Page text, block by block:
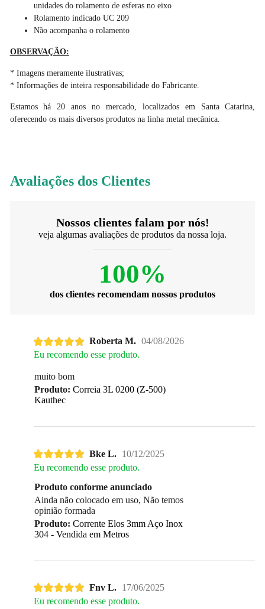
unidades do rolamento de esferas no eixo
Rolamento indicado UC 209
Não acompanha o rolamento
OBSERVAÇÃO:
* Imagens meramente ilustrativas;
* Informações de inteira responsabilidade do Fabricante.
Estamos há 20 anos no mercado, localizados em Santa Catarina,
oferecendo os mais diversos produtos na linha metal mecânica.
Avaliações dos Clientes
Nossos clientes falam por nós!
veja algumas avaliações de produtos da nossa loja.
100%
dos clientes recomendam nossos produtos
Roberta M. 04/08/2026
Eu recomendo esse produto.
muito bom
Produto: Correia 3L 0200 (Z-500)
Kauthec
Bke L.
10/12/2025
Eu recomendo esse produto.
Produto conforme anunciado
Ainda não colocado em uso, Não temos
opinião formada
Produto: Corrente Elos 3mm Aço Inox
304 - Vendida em Metros
Fnv L.
17/06/2025
Eu recomendo esse produto.